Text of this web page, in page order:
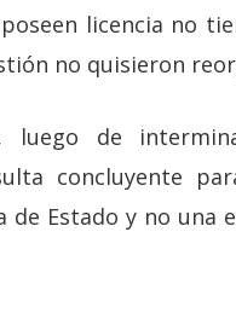
licencia no
no quisieron
luego de
concluyente
Estado y no una